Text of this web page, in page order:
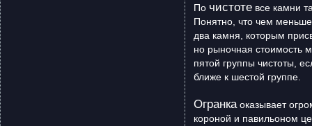
По чистоте все камни
Понятно, что чем
два камня, которым
но рыночная стоимость
пятой группы чистоты,
ближе к шестой группе.
Огранка оказывает
короной и павильоном